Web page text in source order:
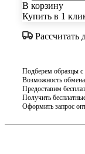
В корзину
Купить в 1
Рассчитать
Подберем образцы
Возможность
Предоставим
Получить
Оформить запрос